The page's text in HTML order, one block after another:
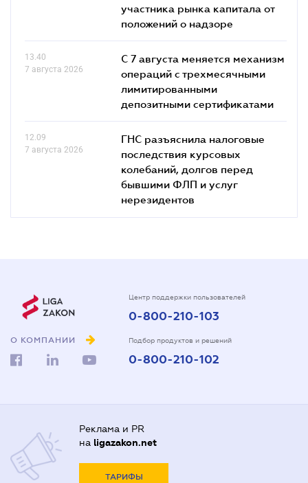
участника рынка капитала от
положений о надзоре
13.40
7 августа 2026
С 7 августа меняется механизм
операций с трехмесячными
лимитированными
депозитными сертификатами
12.09
7 августа 2026
ГНС разъяснила налоговые
последствия курсовых
колебаний, долгов перед
бывшими ФЛП и услуг
нерезидентов
О КОМПАНИИ
Центр поддержки пользователей
0-800-210-103
Подбор продуктов и решений
0-800-210-102
Реклама и PR
на ligazakon.net
ТАРИФЫ